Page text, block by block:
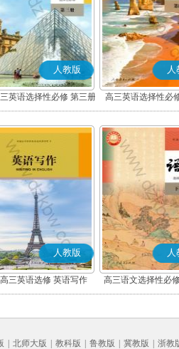
人教版
英语选择性必修 第三册
人
高三英语选择性必
人教版
高三英语选修 英语写作
人
高三语文选择性必
编版)
北师大版 教科版 鲁教版 冀教版
浙教